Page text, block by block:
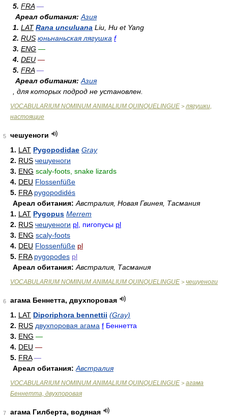
5. FRA —
Ареал обитания: Азия
1. LAT Rana unculuana Liu, Hu et Yang
2. RUS юньнаньская лягушка f
3. ENG —
4. DEU —
5. FRA —
Ареал обитания: Азия
, для которых подрод не установлен.
VOCABULARIUM NOMINUM ANIMALIUM QUINQUELINGUE > лягушки,
настоящие
5
чешуеноги
1. LAT Pygopodidae Gray
2. RUS чешуеноги
3. ENG scaly-foots, snake lizards
4. DEU Flossenfüße
5. FRA pygopodidés
Ареал обитания: Австралия, Новая Гвинея, Тасмания
1. LAT Pygopus Merrem
2. RUS чешуеноги pl , пигопусы pl
3. ENG scaly-foots
4. DEU Flossenfüße pl
5. FRA pygopodes pl
Ареал обитания: Австралия, Тасмания
VOCABULARIUM NOMINUM ANIMALIUM QUINQUELINGUE > чешуеноги
6
агама Беннетта, двухпоровая
1. LAT Diporiphora bennettii (Gray)
2. RUS двухпоровая агама f Беннетта
3. ENG —
4. DEU —
5. FRA —
Ареал обитания: Австралия
VOCABULARIUM NOMINUM ANIMALIUM QUINQUELINGUE > агама
Беннетта, двухпоровая
7
агама Гилберта, водяная